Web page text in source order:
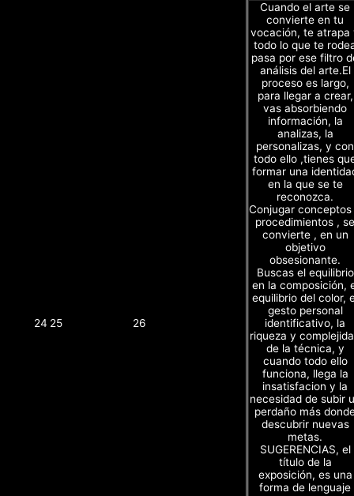
24 25 26
Cuando el arte se
convierte en tu
vocación, te atrapa
todo lo que te
pasa por ese filtro
análisis del arte.El
proceso es largo,
para llegar a crear,
vas absorbiendo
información, la
analizas, la
personalizas, y con
todo ello ,tienes
formar una
en la que se te
reconozca.
Conjugar
procedimientos , se
convierte , en un
objetivo
obsesionante.
Buscas el equilibrio
en la composición,
equilibrio del color,
gesto personal
identificativo, la
riqueza y
de la técnica, y
cuando todo ello
funciona, llega la
insatisfacion y la
necesidad de subir
perdaño más
descubrir nuevas
metas.
SUGERENCIAS, el
título de la
exposición, es una
forma de lenguaje